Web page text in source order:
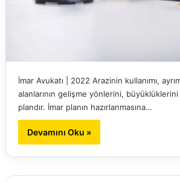
İmar Avukatı | 2022 Arazinin kullanımı,
alanlarının gelişme yönlerini,
plandır. İmar planın hazırlanmasına…
Devamını Oku »